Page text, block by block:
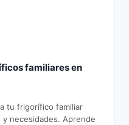
familiares en
tu frigorífico familiar
necesidades. Aprende